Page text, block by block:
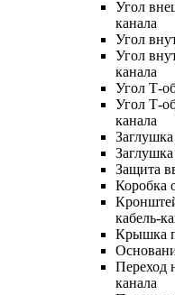
Угол
канала
Угол
Угол
канала
Угол Т-
Угол Т-
канала
Защита
Коробка
кабель-
Крышка
Переход
канала